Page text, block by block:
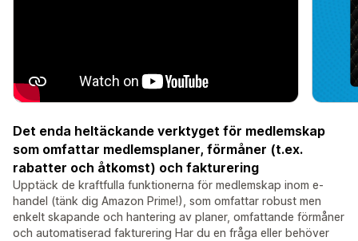
Det enda heltäckande verktyget för medlemskap
som omfattar medlemsplaner, förmåner (t.ex.
rabatter och åtkomst) och fakturering
Upptäck de kraftfulla funktionerna för medlemskap inom e-
handel (tänk dig Amazon Prime!), som omfattar robust men
enkelt skapande och hantering av planer, omfattande förmåner
och automatiserad fakturering Har du en fråga eller behöver